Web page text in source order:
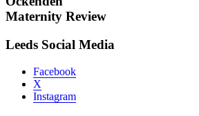
Maternity Review
Leeds Social Media
Facebook
X
Instagram